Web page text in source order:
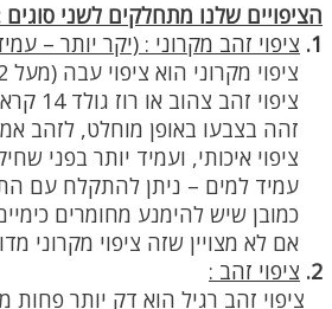
הציפויים שלנו מתחלקים לשני סוגים
1. ציפוי זהב מקרוני : (יקר יותר –
ציפוי מקרוני הוא ציפוי עבה (מעל 2 מיקרון).
ציפוי זהב צהוב או רוז גולד 14 קראט.
זהה בצבעו באופן מוחלט, לזהב אמיתי 14
ציפוי איכותי, ועמיד יותר בפני
עמיד למים – ניתן להתקלח עם
כמובן שיש להימנע מחומרים
אם לא מצויין שזה ציפוי מקרוני
2. ציפוי זהב :
ציפוי זהב רגיל הוא דק יותר פחות מ – 1